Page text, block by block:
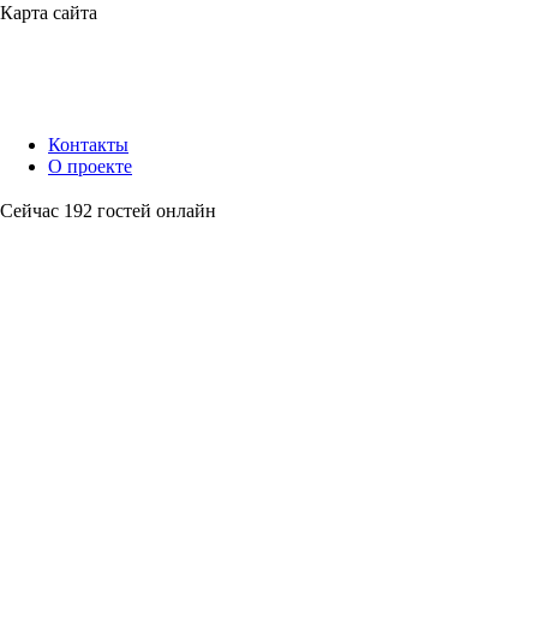
Карта сайта
Контакты
О проекте
Сейчас 192 гостей онлайн